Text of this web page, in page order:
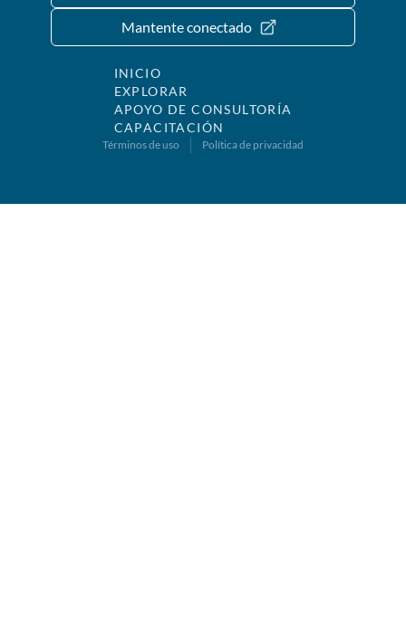
Mantente conectado
INICIO
EXPLORAR
APOYO DE CONSULTORÍA
CAPACITACIÓN
Términos de uso Política de privacidad